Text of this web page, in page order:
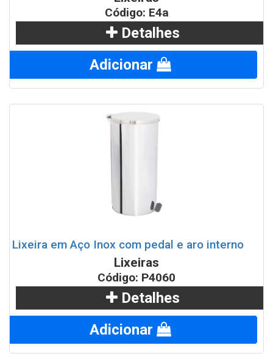
Código: E4a
Detalhes
Adicionar
Lixeira em Aço Inox com pedal e aro interno
Lixeiras
Código: P4060
Detalhes
Adicionar